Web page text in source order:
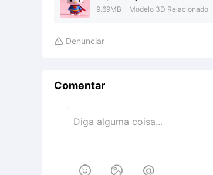
9.69MB Modelo 3D Relacionado
 Denunciar
Comentar
  